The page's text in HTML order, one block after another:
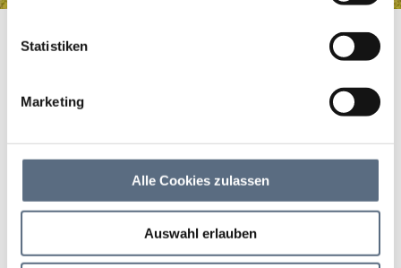
Statistiken
Marketing
Alle Cookies zulassen
Auswahl erlauben
Antiquitäten Tölzer Land
Kontakt
Antiquitäten Tölzer Land